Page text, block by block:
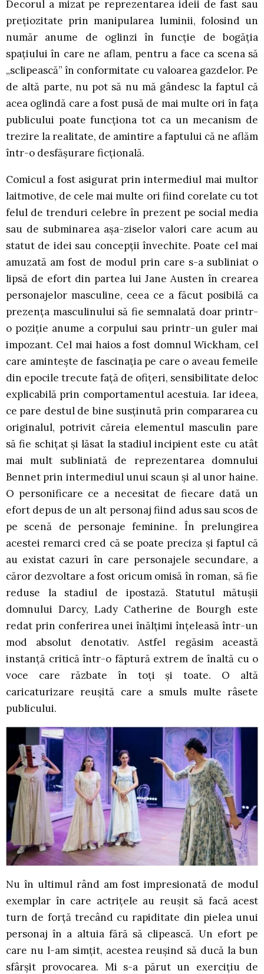
Decorul a mizat pe reprezentarea ideii de fast sau
prețiozitate prin manipularea luminii, folosind un
număr anume de oglinzi în funcție de bogăția
spațiului în care ne aflam, pentru a face ca scena să
„sclipească” în conformitate cu valoarea gazdelor. Pe
de altă parte, nu pot să nu mă gândesc la faptul că
acea oglindă care a fost pusă de mai multe ori în fața
publicului poate funcționa tot ca un mecanism de
trezire la realitate, de amintire a faptului că ne aflăm
într-o desfășurare ficțională.
Comicul a fost asigurat prin intermediul mai multor
laitmotive, de cele mai multe ori fiind corelate cu tot
felul de trenduri celebre în prezent pe social media
sau de subminarea așa-ziselor valori care acum au
statut de idei sau concepții învechite. Poate cel mai
amuzată am fost de modul prin care s-a subliniat o
lipsă de efort din partea lui Jane Austen în crearea
personajelor masculine, ceea ce a făcut posibilă ca
prezența masculinului să fie semnalată doar printr-
o poziție anume a corpului sau printr-un guler mai
impozant. Cel mai haios a fost domnul Wickham, cel
care amintește de fascinația pe care o aveau femeile
din epocile trecute față de ofițeri, sensibilitate deloc
explicabilă prin comportamentul acestuia. Iar ideea,
ce pare destul de bine susținută prin compararea cu
originalul, potrivit căreia elementul masculin pare
să fie schițat și lăsat la stadiul incipient este cu atât
mai mult subliniată de reprezentarea domnului
Bennet prin intermediul unui scaun și al unor haine.
O personificare ce a necesitat de fiecare dată un
efort depus de un alt personaj fiind adus sau scos de
pe scenă de personaje feminine. În prelungirea
acestei remarci cred că se poate preciza și faptul că
au existat cazuri în care personajele secundare, a
căror dezvoltare a fost oricum omisă în roman, să fie
reduse la stadiul de ipostază. Statutul mătușii
domnului Darcy, Lady Catherine de Bourgh este
redat prin conferirea unei înălțimi înțeleasă într-un
mod absolut denotativ. Astfel regăsim această
instanță critică într-o făptură extrem de înaltă cu o
voce care răzbate în toți și toate. O altă
caricaturizare reușită care a smuls multe râsete
publicului.
Nu în ultimul rând am fost impresionată de modul
exemplar în care actrițele au reușit să facă acest
turn de forță trecând cu rapiditate din pielea unui
personaj în a altuia fără să clipească. Un efort pe
care nu l-am simțit, acestea reușind să ducă la bun
sfârșit provocarea. Mi s-a părut un exercițiu de